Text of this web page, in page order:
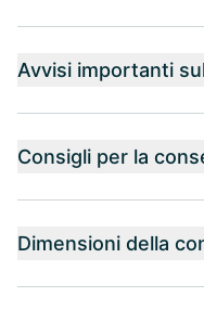
Avvisi importanti
Consigli per la
Dimensioni della